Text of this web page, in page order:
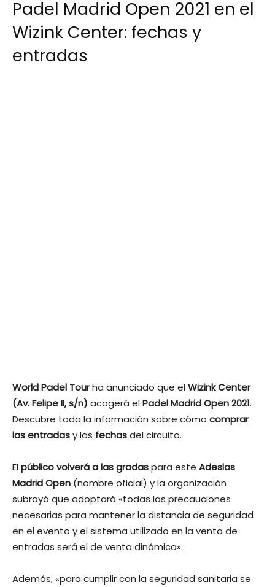
Padel Madrid Open 2021 en el
Wizink Center: fechas y
entradas
World Padel Tourha anunciado que elWizink Center
(Av. Felipe II, s/n) acogerá elPadel Madrid Open 2021.
Descubre toda la información sobre cómo comprar
las entradasy las fechasdel circuito.
Elpúblico volverá a las gradaspara este Adeslas
Madrid Open (nombre oficial) y la organización
subrayó que adoptará «todas las precauciones
necesarias para mantener la distancia de seguridad
en el evento y el sistema utilizado en la venta de
entradas será el de venta dinámica».
Además, «para cumplir con la seguridad sanitaria se